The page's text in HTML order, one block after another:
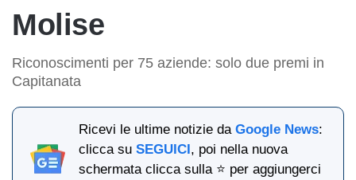
Molise
Riconoscimenti per 75 aziende: solo due premi in
Capitanata
Ricevi le ultime notizie daGoogle News:
clicca suSEGUICI, poi nella nuova
schermata clicca sulla ⭐ per aggiungerci